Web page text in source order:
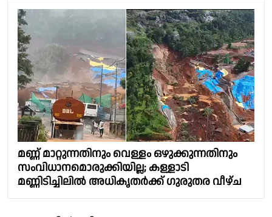
മണ്ണ് മാറ്റുന്നതിനും വെള്ളം ഒഴുക്കുന്നതിനും
സംവിധാനമൊരുക്കിയില്ല; കള്ളാടി
മണ്ണിടിച്ചിലിൽ അധികൃതർക്ക് ഗുരുതര വീഴ്ച